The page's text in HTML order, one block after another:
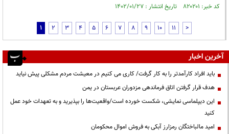
کد خبر: ۸۲۰۲۰۱ تاریخ انتشار : ۱۴۰۲/۰۱/۲۷
1 2 3 4 5 6 7 8 9 10 11 >
آخرین اخبار
باید افراد کارآمدتر را به کار گرفت/ کاری می کنیم در معیشت مردم مشکلی پیش نیاید
هدف قرار گرفتن اتاق‌ فرماندهی مزدوران عربستان در یمن
این دیپلماسی نمایشی، شکست خورده است/واقعیت‌ها را بپذیرید و به تعهدات خود عمل
کنید
امید مالباختگان رمزارز آبکی به فروش اموال محکومان